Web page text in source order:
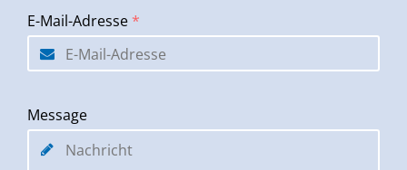
E-Mail-Adresse *
Message